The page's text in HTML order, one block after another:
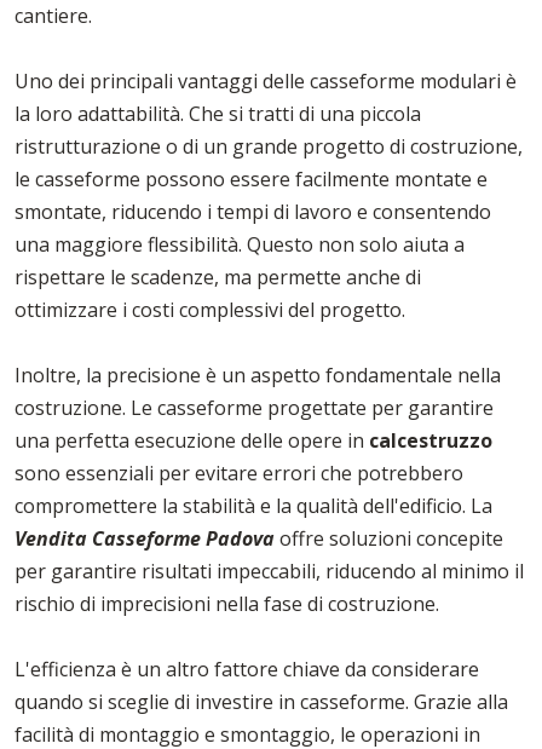
cantiere.
Uno dei principali vantaggi delle casseforme modulari è
la loro adattabilità. Che si tratti di una piccola
ristrutturazione o di un grande progetto di costruzione,
le casseforme possono essere facilmente montate e
smontate, riducendo i tempi di lavoro e consentendo
una maggiore flessibilità. Questo non solo aiuta a
rispettare le scadenze, ma permette anche di
ottimizzare i costi complessivi del progetto.
Inoltre, la precisione è un aspetto fondamentale nella
costruzione. Le casseforme progettate per garantire
una perfetta esecuzione delle opere in calcestruzzo
sono essenziali per evitare errori che potrebbero
compromettere la stabilità e la qualità dell'edificio. La
Vendita Casseforme Padovaoffre soluzioni concepite
per garantire risultati impeccabili, riducendo al minimo il
rischio di imprecisioni nella fase di costruzione.
L'efficienza è un altro fattore chiave da considerare
quando si sceglie di investire in casseforme. Grazie alla
facilità di montaggio e smontaggio, le operazioni in